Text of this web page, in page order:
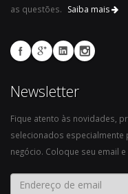
as questões.
Saiba mais
Newsletter
Fique atento às novidades,
selecionados especialmente
negócio. Coloque seu email